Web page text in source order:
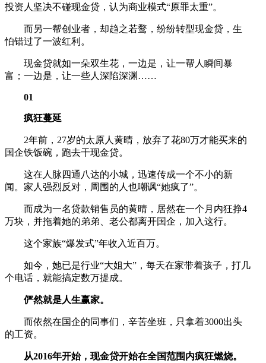
投资人坚决不碰现金贷，认为商业模式“原罪太重”。
而另一帮创业者，却趋之若鹜，纷纷转型现金贷，生
怕错过了一波红利。
现金贷就如一朵双生花，一边是，让一帮人瞬间暴
富；一边是，让一些人深陷深渊……
01
疯狂蔓延
2年前，27岁的太原人黄晴，放弃了花80万才能买来的
国企铁饭碗，跑去干现金贷。
这在人脉四通八达的小城，迅速传成一个不小的新
闻。家人强烈反对，周围的人也嘲讽“她疯了”。
而成为一名贷款销售员的黄晴，居然在一个月内狂挣4
万块，并拖着她的弟弟、老公都离开国企，加入这行。
这个家族“爆发式”年收入近百万。
如今，她已是行业“大姐大”，每天在家带着孩子，打几
个电话，就能搞定数万提成。
俨然就是人生赢家。
而依然在国企的同事们，辛苦坐班，只拿着3000出头
的工资。
从2016年开始，现金贷开始在全国范围内疯狂燃烧。